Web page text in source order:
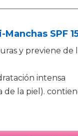
SPF
y previene de
intensa
de la piel).